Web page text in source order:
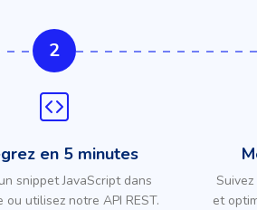
2
en 5 minutes
snippet JavaScript dans
ou utilisez notre API REST.
et